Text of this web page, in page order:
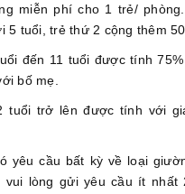
miễn phí cho 1 trẻ/
5 tuổi, trẻ thứ 2 cộng thêm
đến 11 tuổi được tính
bố mẹ.
tuổi trở lên được tính với
yêu cầu bất kỳ về loại
vui lòng gửi yêu cầu ít nhất